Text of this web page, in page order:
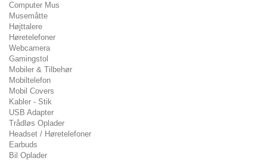
Computer Mus
Musemåtte
Højttalere
Høretelefoner
Webcamera
Gamingstol
Mobiler & Tilbehør
Mobiltelefon
Mobil Covers
Kabler - Stik
USB Adapter
Trådløs Oplader
Headset / Høretelefoner
Earbuds
Bil Oplader